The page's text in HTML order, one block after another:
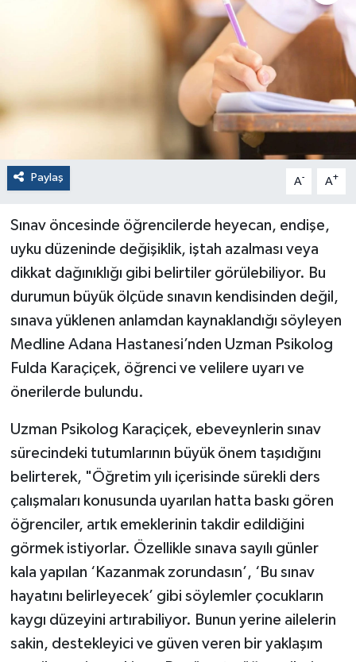
Paylaş A- A+
Sınav öncesinde öğrencilerde heyecan, endişe,
uyku düzeninde değişiklik, iştah azalması veya
dikkat dağınıklığı gibi belirtiler görülebiliyor. Bu
durumun büyük ölçüde sınavın kendisinden değil,
sınava yüklenen anlamdan kaynaklandığı söyleyen
Medline Adana Hastanesi’nden Uzman Psikolog
Fulda Karaçiçek, öğrenci ve velilere uyarı ve
önerilerde bulundu.
Uzman Psikolog Karaçiçek, ebeveynlerin sınav
sürecindeki tutumlarının büyük önem taşıdığını
belirterek, "Öğretim yılı içerisinde sürekli ders
çalışmaları konusunda uyarılan hatta baskı gören
öğrenciler, artık emeklerinin takdir edildiğini
görmek istiyorlar. Özellikle sınava sayılı günler
kala yapılan ‘Kazanmak zorundasın’, ‘Bu sınav
hayatını belirleyecek’ gibi söylemler çocukların
kaygı düzeyini artırabiliyor. Bunun yerine ailelerin
sakin, destekleyici ve güven veren bir yaklaşım